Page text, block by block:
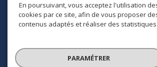
Nous
adhérons
En poursuivant, vous acceptez l'utilisation
cookies par ce site, afin de vous proposer
contenus adaptés et réaliser des statistiques
PARAMÉTRER